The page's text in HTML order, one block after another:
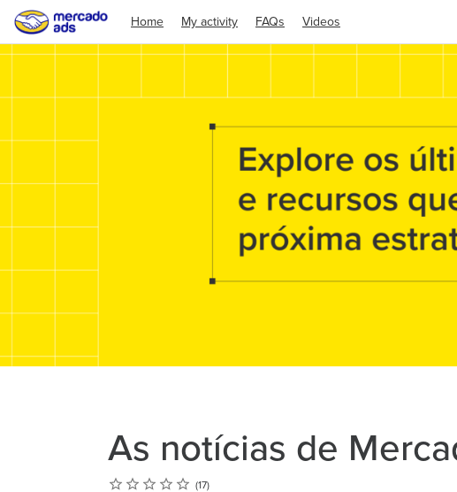
Home My activity FAQs Videos
As notícias de
Rating
1 star
2 stars
3 stars
4 stars
5 stars 17